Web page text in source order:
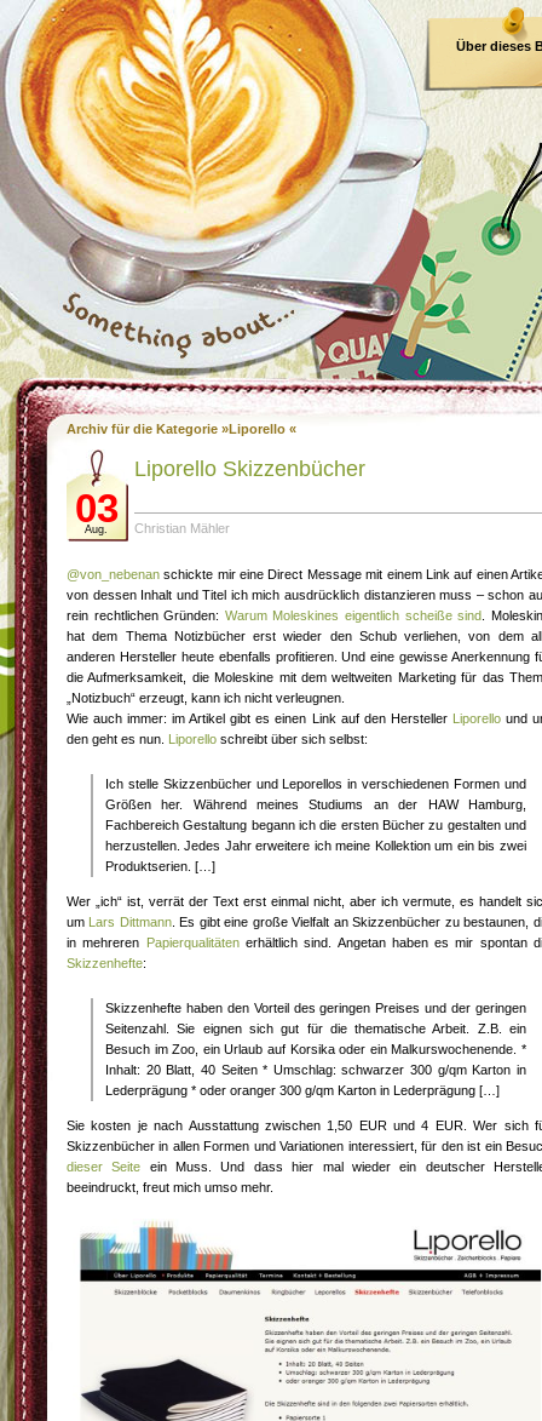
Über dieses
Archiv für die Kategorie »Liporello «
03
Aug.
Liporello Skizzenbücher
Christian Mähler
@von_nebenan schickte mir eine Direct Message mit einem Link auf einen
von dessen Inhalt und Titel ich mich ausdrücklich distanzieren muss – schon
rein rechtlichen Gründen: Warum Moleskines eigentlich scheiße sind .
hat dem Thema Notizbücher erst wieder den Schub verliehen, von dem
anderen Hersteller heute ebenfalls profitieren. Und eine gewisse Anerkennung
die Aufmerksamkeit, die Moleskine mit dem weltweiten Marketing für das
„Notizbuch“ erzeugt, kann ich nicht verleugnen.
Wie auch immer: im Artikel gibt es einen Link auf den Hersteller Liporellound
den geht es nun. Liporello schreibt über sich selbst:
Ich stelle Skizzenbücher und Leporellos in verschiedenen Formen und
Größen her. Während meines Studiums an der HAW Hamburg,
Fachbereich Gestaltung begann ich die ersten Bücher zu gestalten und
herzustellen. Jedes Jahr erweitere ich meine Kollektion um ein bis zwei
Produktserien. […]
Wer „ich“ ist, verrät der Text erst einmal nicht, aber ich vermute, es handelt
um Lars Dittmann . Es gibt eine große Vielfalt an Skizzenbücher zu bestaunen,
in mehreren Papierqualitätenerhältlich sind. Angetan haben es mir spontan
Skizzenhefte:
Skizzenhefte haben den Vorteil des geringen Preises und der geringen
Seitenzahl. Sie eignen sich gut für die thematische Arbeit. Z.B. ein
Besuch im Zoo, ein Urlaub auf Korsika oder ein Malkurswochenende. *
Inhalt: 20 Blatt, 40 Seiten * Umschlag: schwarzer 300 g/qm Karton in
Lederprägung * oder oranger 300 g/qm Karton in Lederprägung […]
Sie kosten je nach Ausstattung zwischen 1,50 EUR und 4 EUR. Wer sich
Skizzenbücher in allen Formen und Variationen interessiert, für den ist ein
dieser Seite ein Muss. Und dass hier mal wieder ein deutscher
beeindruckt, freut mich umso mehr.